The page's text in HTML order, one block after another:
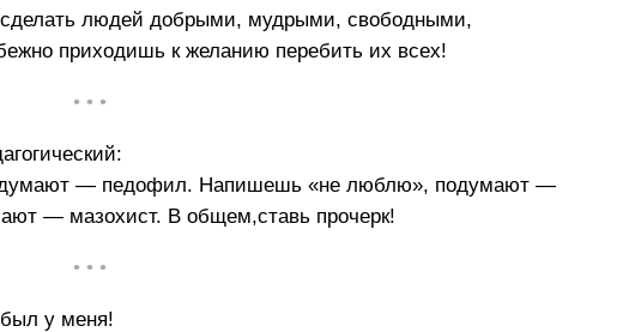
сделать людей добрыми, мудрыми, свободными,
приходишь к желанию перебить их всех!
• • •
— педофил. Напишешь «не люблю», подумают —
— мазохист. В общем,ставь прочерк!
• • •
у меня!